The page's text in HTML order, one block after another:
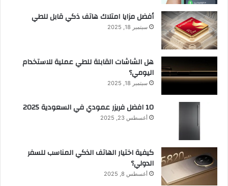
أفضل مزايا امتلاك هاتف ذكي قابل للطي
سبتمبر 18, 2025
هل الشاشات القابلة للطي عملية للاستخدام
اليومي؟
سبتمبر 18, 2025
10 افضل فريزر عمودي​ في السعودية​ 2025
أغسطس 23, 2025
كيفية اختيار الهاتف الذكي المناسب للسفر
الدولي؟
أغسطس 8, 2025